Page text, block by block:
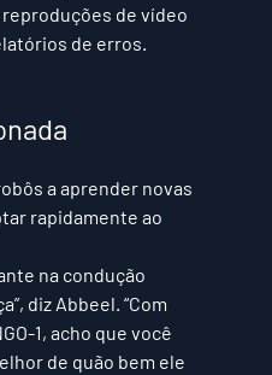
de vídeo
de erros.
a aprender novas
rapidamente ao
na condução
diz Abbeel. “Com
1, acho que você
de quão bem ele